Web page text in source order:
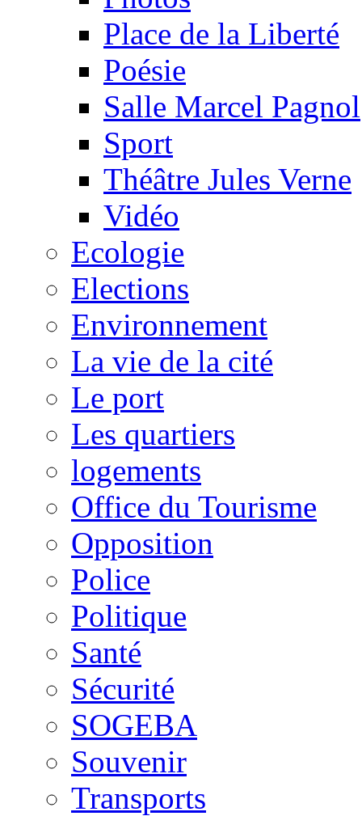
Place de la Liberté
Poésie
Salle Marcel Pagnol
Sport
Théâtre Jules Verne
Vidéo
Ecologie
Elections
Environnement
La vie de la cité
Le port
Les quartiers
logements
Office du Tourisme
Opposition
Police
Politique
Santé
Sécurité
SOGEBA
Souvenir
Transports